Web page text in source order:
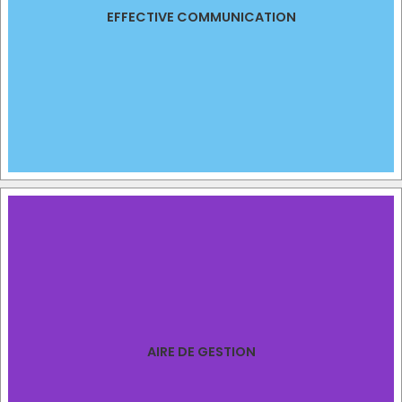
EFFECTIVE COMMUNICATION
AIRE DE GESTION